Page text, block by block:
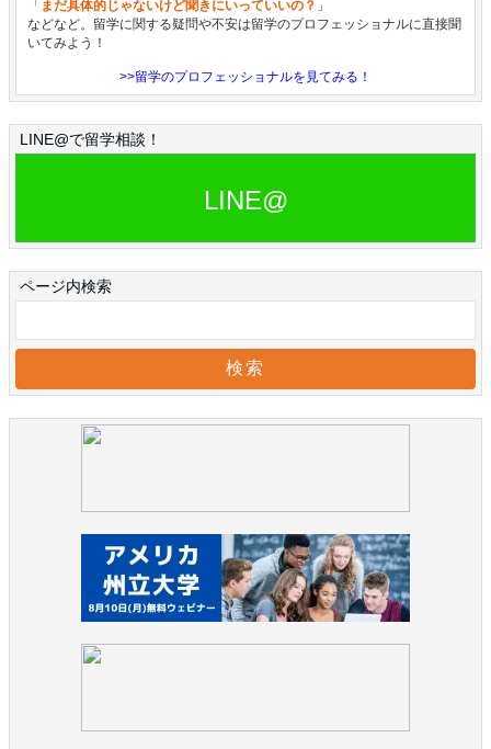
「 まだ具体的じゃないけど聞きにいっていいの？ 」
などなど。留学に関する疑問や不安は留学のプロフェッショナルに直接聞
いてみよう！
>>留学のプロフェッショナルを見てみる！
LINE@で留学相談！
LINE@
ページ内検索